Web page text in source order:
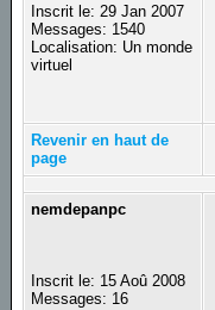
Inscrit le: 29 Jan 2007
Messages: 1540
Localisation: Un monde
virtuel
Revenir en haut de
page
nemdepanpc
Inscrit le: 15 Aoû 2008
Messages: 16